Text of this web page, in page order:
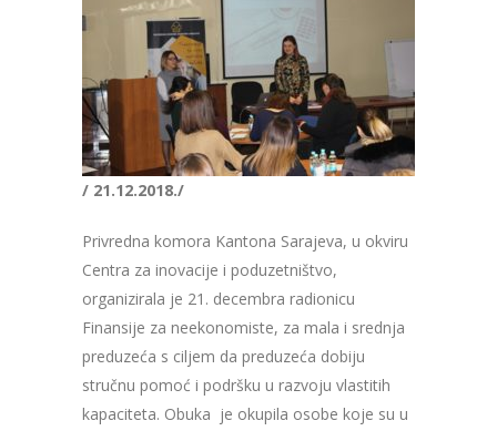
/ 21.12.2018./
Privredna komora Kantona Sarajeva, u okviru
Centra za inovacije i poduzetništvo,
organizirala je 21. decembra radionicu
Finansije za neekonomiste, za mala i srednja
preduzeća s ciljem da preduzeća dobiju
stručnu pomoć i podršku u razvoju vlastitih
kapaciteta. Obuka je okupila osobe koje su u